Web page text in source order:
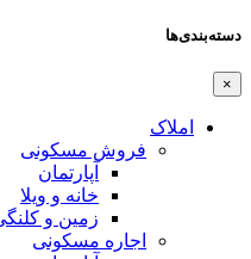
دسته‌بندی‌ها
×
املاک
فروش مسکونی
آپارتمان
خانه و ویلا
زمین و کلنگی
اجاره مسکونی